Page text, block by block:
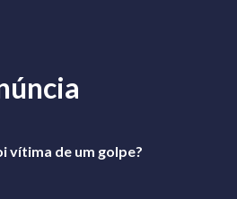
vítima de um golpe?